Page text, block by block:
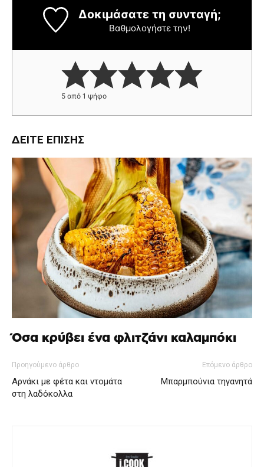
Δοκιμάσατε τη συνταγή;
Βαθμολογήστε την!
5 από 1 ψήφο
ΔΕΊΤΕ ΕΠΊΣΗΣ
Όσα κρύβει ένα φλιτζάνι καλαμπόκι
Προηγούμενο άρθρο
Αρνάκι με φέτα και ντομάτα
στη λαδόκολλα
Επόμενο άρθρο
Μπαρμπούνια τηγανητά